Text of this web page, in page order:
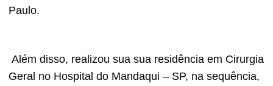
Paulo.
Além disso, realizou sua sua residência em Cirurgia
Geral no Hospital do Mandaqui – SP, na sequência,